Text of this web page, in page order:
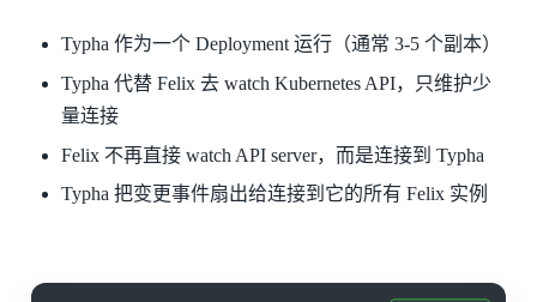
Typha 作为一个 Deployment 运行（通常 3-5 个副本）
Typha 代替 Felix 去 watch Kubernetes API，只维护少
量连接
Felix 不再直接 watch API server，而是连接到 Typha
Typha 把变更事件扇出给连接到它的所有 Felix 实例